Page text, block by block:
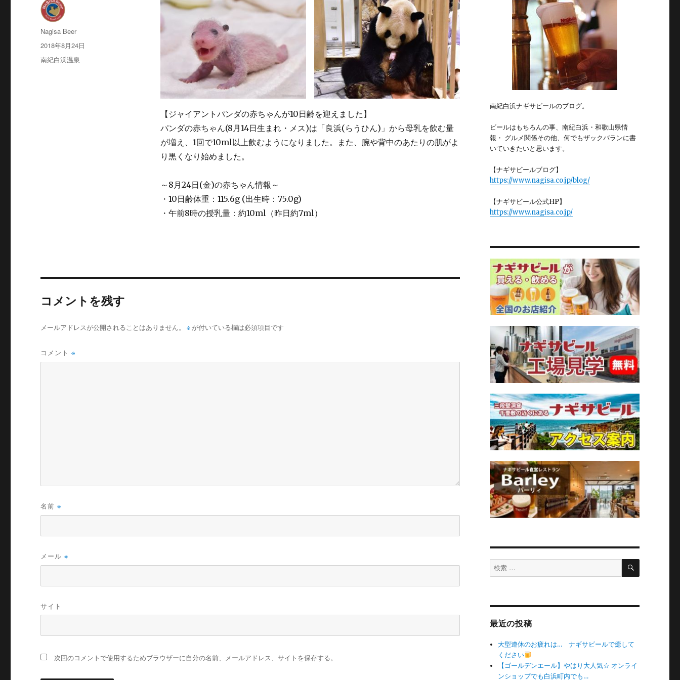
【ジャイアントパンダの赤ちゃんが10日齢を迎えました】
パンダの赤ちゃん(8月14日生まれ・メス)は「良浜(らうひん)」から母乳を飲む量
が増え、1回で10ml以上飲むようになりました。また、腕や背中のあたりの肌がよ
り黒くなり始めました。
～8月24日(金)の赤ちゃん情報～
・10日齢体重：115.6g (出生時：75.0g)
・午前8時の授乳量：約10ml（昨日約7ml）
投
稿
Nagisa Beer
投
稿
日:
2018年8月24日
カ
南紀白浜温泉
コメントを残す
メールアドレスが公開されることはありません。 ※ が付いている欄は必須項目です
コメント※
名前※
メール※
サイト
次回のコメントで使用するためブラウザーに自分の名前、メールアドレス、サイトを保存する。
南紀白浜ナギサビールのブログ。
ビールはもちろんの事、南紀白浜・和歌山県情
報・ グルメ関係その他、何でもザックバランに書
いていきたいと思います。
【ナギサビールブログ】
https://www.nagisa.co.jp/blog/
【ナギサビール公式HP】
https://www.nagisa.co.jp/
検
索
検
最近の投稿
大型連休のお疲れは… ナギサビールで癒して
ください
【ゴールデンエール】やはり大人気☆ オンライ
ンショップでも白浜町内でも…